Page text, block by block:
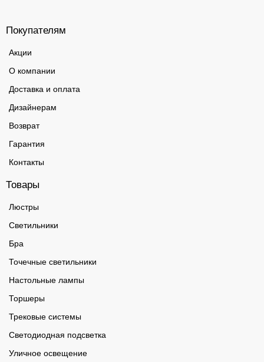
Покупателям
Акции
О компании
Доставка и оплата
Дизайнерам
Возврат
Гарантия
Контакты
Товары
Люстры
Светильники
Бра
Точечные светильники
Настольные лампы
Торшеры
Трековые системы
Светодиодная подсветка
Уличное освещение